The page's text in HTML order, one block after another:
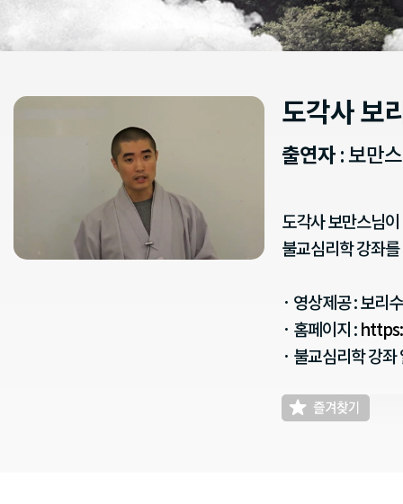
도각사 보
출연자: 보만
도각사 보만스님
불교심리학 강좌
· 영상제공 : 보리
· 홈페이지 :
· 불교심리학 강